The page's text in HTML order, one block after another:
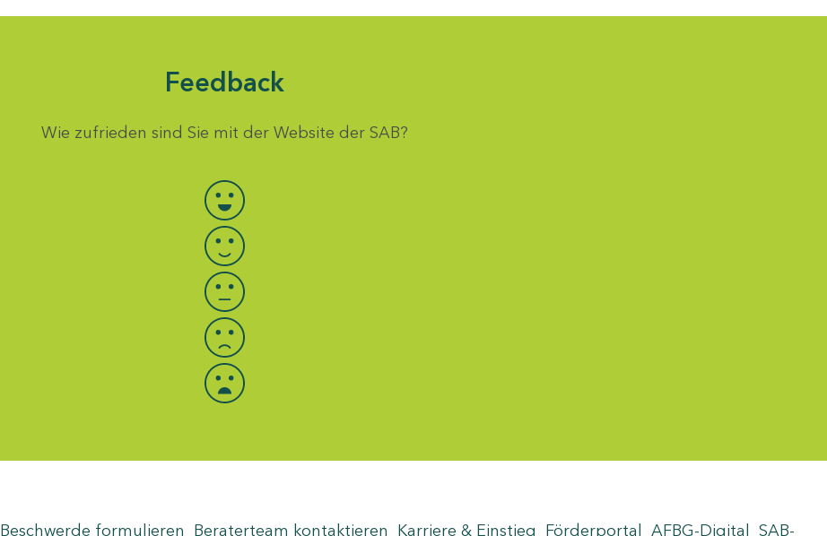
Feedback
Wie zufrieden sind Sie mit der Website der SAB?
Bewertung auswählen
Beschwerde formulieren Beraterteam kontaktieren Karriere & Einstieg Förderportal AFBG-Digital SAB-